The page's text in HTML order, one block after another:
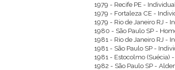
1979 - Recife PE -
1979 - Fortaleza CE -
1979 - Rio de Janeiro RJ -
1980 - São Paulo SP -
1981 - Rio de Janeiro RJ -
1981 - São Paulo SP -
1981 - Estocolmo (Suécia)
1982 - São Paulo SP -